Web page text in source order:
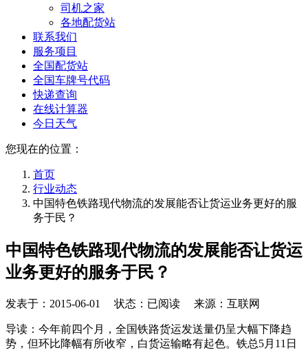
司机之家
各地配货站
联系我们
服务项目
全国配货站
全国车牌号代码
快递查询
在线计算器
今日天气
您现在的位置：
首页
行业动态
中国特色铁路现代物流的发展能否让货运业务更好的服
务于民？
中国特色铁路现代物流的发展能否让货运
业务更好的服务于民？
发表于： 2015-06-01 状态：已阅读 来源：互联网
导读：今年前四个月，全国铁路货运发送量仍呈大幅下降趋
势，但环比降幅有所收窄，白货运输略有起色。铁总5月11日